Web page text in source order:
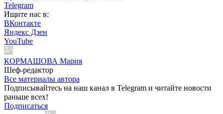
Telegram
Ищите нас в:
ВКонтакте
Яндекс Дзен
YouTube
КОРМАШОВА Мария
Шеф-редактор
Все материалы автора
Подписывайтесь на наш канал в Telegram и читайте новости
раньше всех!
Подписаться